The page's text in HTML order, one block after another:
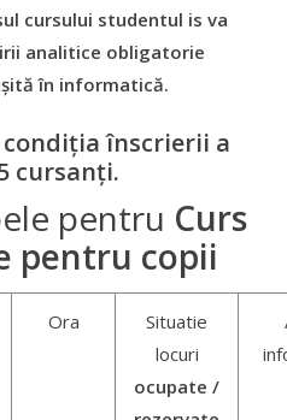
cursului studentul is va
analitice obligatorie
în informatică.
înscrierii a
cursanți.
pentru Curs
pentru copii
Ora
Situatie
locuri
ocupate /